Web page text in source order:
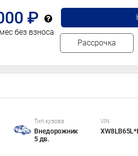
Рассрочка
₽
без взноса
Тип кузова
Внедорожник
5 дв.
VIN